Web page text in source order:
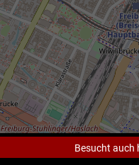
Besucht